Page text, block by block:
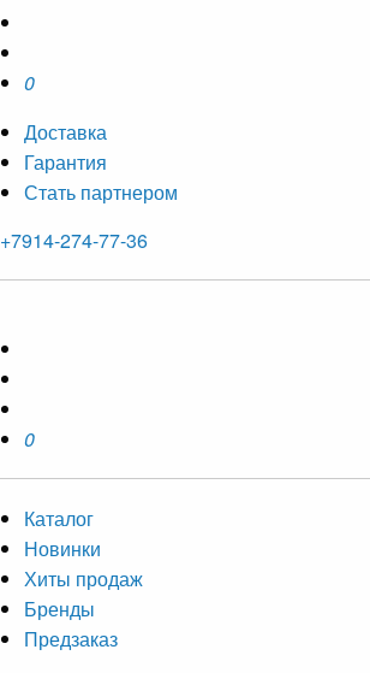
0
Доставка
Гарантия
Стать партнером
+7914-274-77-36
0
Каталог
Новинки
Хиты продаж
Бренды
Предзаказ